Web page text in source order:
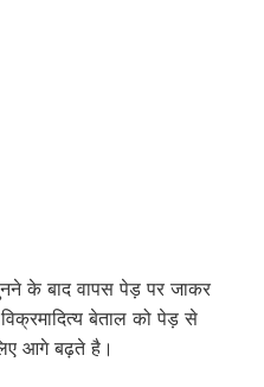
के बाद वापस पेड़ पर जाकर
बेताल को पेड़ से
आगे बढ़ते है।